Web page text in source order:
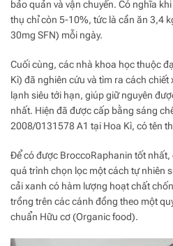
bảo quản và vận chuyển. Có nghĩa
thụ chỉ còn 5-10%, tức là cần ăn 3,4
30mg SFN) mỗi ngày.
Cuối cùng, các nhà khoa học thuộc
Kì) đã nghiên cứu và tìm ra cách
lạnh siêu tới hạn, giúp giữ nguyên
nhất. Hiện đã được cấp bằng sáng
2008/0131578 A1 tại Hoa Kì, có tên
Để có được BroccoRaphanin tốt
quá trình chọn lọc một cách tự nhiên
cải xanh có hàm lượng hoạt chất
trồng trên các cánh đồng theo một
chuẩn Hữu cơ (Organic food).